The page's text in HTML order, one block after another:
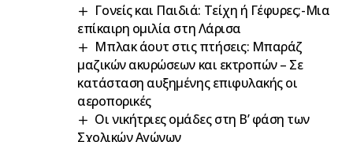
Γονείς και Παιδιά: Τείχη ή Γέφυρες;-Μια
επίκαιρη ομιλία στη Λάρισα
Μπλακ άουτ στις πτήσεις: Μπαράζ
μαζικών ακυρώσεων και εκτροπών – Σε
κατάσταση αυξημένης επιφυλακής οι
αεροπορικές
Οι νικήτριες ομάδες στη Β’ φάση των
Σχολικών Αγώνων